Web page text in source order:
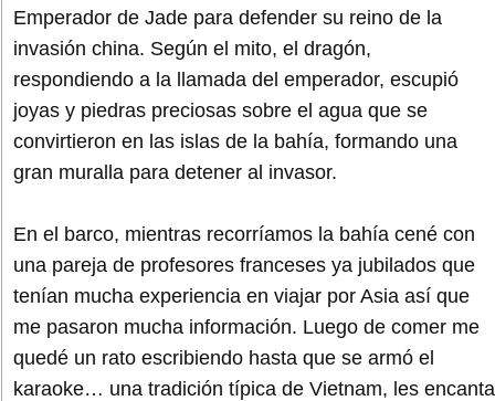
Emperador de Jade para defender su reino de la
invasión china. Según el mito, el dragón,
respondiendo a la llamada del emperador, escupió
joyas y piedras preciosas sobre el agua que se
convirtieron en las islas de la bahía, formando una
gran muralla para detener al invasor.
En el barco, mientras recorríamos la bahía cené con
una pareja de profesores franceses ya jubilados que
tenían mucha experiencia en viajar por Asia así que
me pasaron mucha información. Luego de comer me
quedé un rato escribiendo hasta que se armó el
karaoke… una tradición típica de Vietnam, les encanta